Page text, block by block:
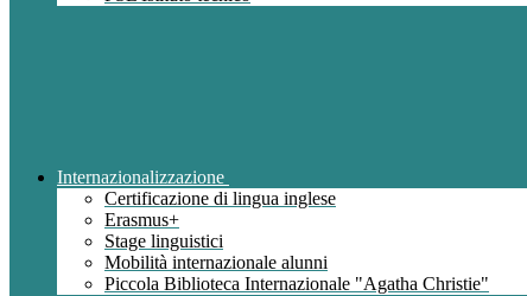
Internazionalizzazione
Certificazione di lingua inglese
Erasmus+
Stage linguistici
Mobilità internazionale alunni
Piccola Biblioteca Internazionale "Agatha Christie"